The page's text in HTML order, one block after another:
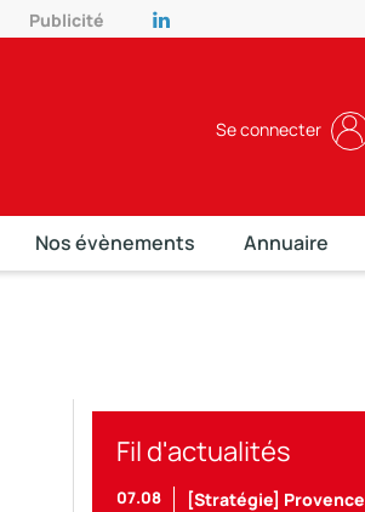
Publicité
Se connecter
Nos évènements Annuaire
Fil d'actualités
07.08
[Stratégie] Provence